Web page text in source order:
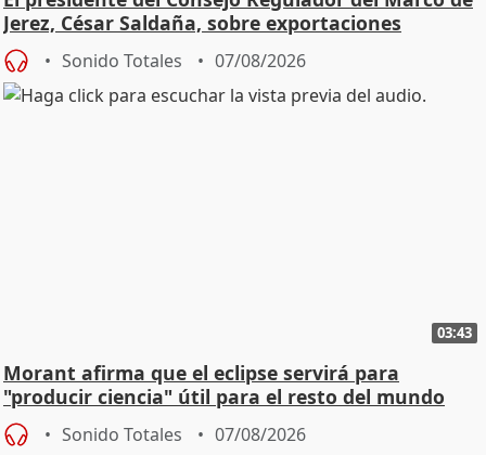
Jerez, César Saldaña, sobre exportaciones
Sonido Totales 07/08/2026
03:43
Morant afirma que el eclipse servirá para
"producir ciencia" útil para el resto del mundo
Sonido Totales 07/08/2026